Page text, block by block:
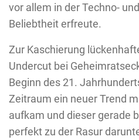
vor allem in der Techno-
Beliebtheit erfreute.
Zur Kaschierung
Undercut bei
Beginn des 21.
Zeitraum ein neuer Trend
aufkam und dieser gerade
perfekt zu der Rasur